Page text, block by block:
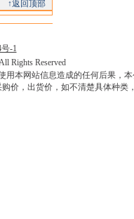
↑返回顶部
-1
Rights Reserved
本网站信息造成的任何后果，本
价，出货价，如不清楚具体种类